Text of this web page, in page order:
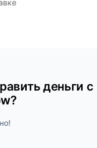
деньги с